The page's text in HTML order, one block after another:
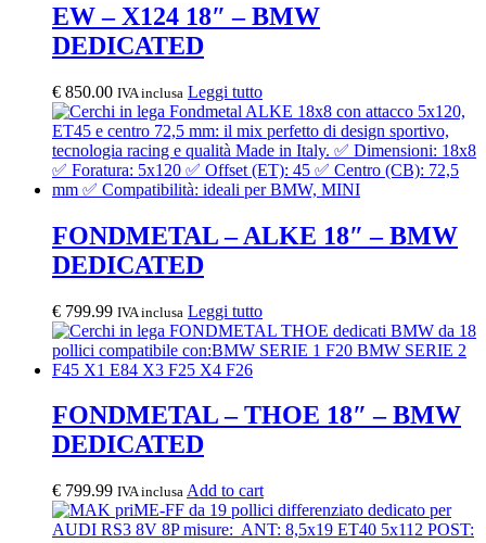
EW – X124 18″ – BMW
DEDICATED
€ 850.00 IVA inclusa Leggi tutto
FONDMETAL – ALKE 18″ – BMW
DEDICATED
€ 799.99 IVA inclusa Leggi tutto
FONDMETAL – THOE 18″ – BMW
DEDICATED
€ 799.99 IVA inclusa Add to cart